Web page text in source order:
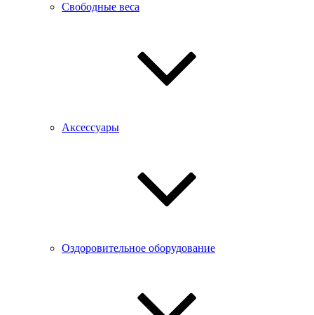
Свободные веса
Аксессуары
Оздоровительное оборудование